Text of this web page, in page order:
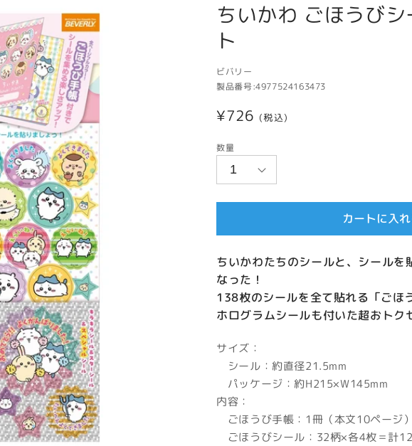
ちいかわ ごほうびシ
ト
ビバリー
製品番号:4977524163473
通
価
格
¥726 (税込)
数量
カートに入
ちいかわたちのシールと、シールを
なった！
138枚のシールを全て貼れる「ごほ
ホログラムシールも付いた超おトク
サイズ：
シール：約直径21.5mm
パッケージ：約H215×W145mm
内容：
ごほうび手帳：1冊（本文10ページ）
ごほうびシール：32柄×各4枚＝計